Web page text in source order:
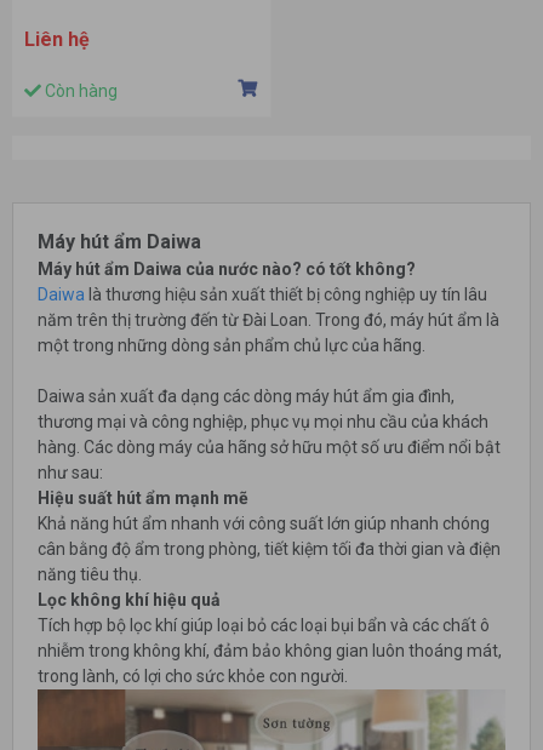
Liên hệ
Còn hàng
Máy hút ẩm Daiwa
Máy hút ẩm Daiwa của nước nào? có tốt không?
Daiwa là thương hiệu sản xuất thiết bị công nghiệp uy tín lâu
năm trên thị trường đến từ Đài Loan. Trong đó, máy hút ẩm là
một trong những dòng sản phẩm chủ lực của hãng.
Daiwa sản xuất đa dạng các dòng máy hút ẩm gia đình,
thương mại và công nghiệp, phục vụ mọi nhu cầu của khách
hàng. Các dòng máy của hãng sở hữu một số ưu điểm nổi bật
như sau:
Hiệu suất hút ẩm mạnh mẽ
Khả năng hút ẩm nhanh với công suất lớn giúp nhanh chóng
cân bằng độ ẩm trong phòng, tiết kiệm tối đa thời gian và điện
năng tiêu thụ.
Lọc không khí hiệu quả
Tích hợp bộ lọc khí giúp loại bỏ các loại bụi bẩn và các chất ô
nhiễm trong không khí, đảm bảo không gian luôn thoáng mát,
trong lành, có lợi cho sức khỏe con người.